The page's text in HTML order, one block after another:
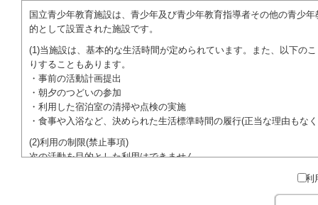
国立青少年教育施設は、青少年及び青少年教育指導者その他の青少
的として設置された施設です。
(1)当施設は、基本的な生活時間が定められています。また、以下の
りすることもあります。
・事前の活動計画提出
・朝夕のつどいの参加
・利用した宿泊室の清掃や点検の実施
・食事や入浴など、決められた生活標準時間の履行(正当な理由も
(2)利用の制限(禁止事項)
次の活動を目的とした利用はできません。
●特定の政党を支持、またはこれに反対するための政治教育その他の
●特定の宗教を支持、またはこれに反対するための宗教教育その他
域での勧誘活動を行ったり、自らの団体の活動をアピールする活動等)
利